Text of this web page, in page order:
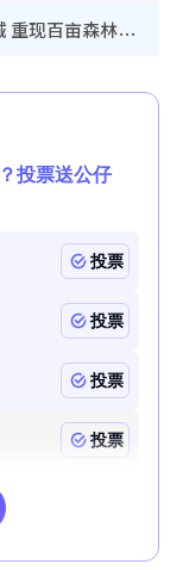
小熊维尼100周年快闪店登陆又一城 重现百亩森林经典场景／独家限定盲盒登场／专属DIY香水